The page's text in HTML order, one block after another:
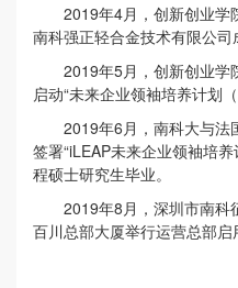
2019年4月，创新创业学
南科强正轻合金技术有限公司
2019年5月，创新创业学
启动“未来企业领袖培养计划（
2019年6月，南科大与法
签署“iLEAP未来企业领袖培
程硕士研究生毕业。
2019年8月，深圳市南科
百川总部大厦举行运营总部启